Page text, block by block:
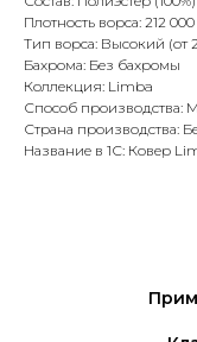
Плотность ворса: 212
Тип ворса: Высокий (от
Бахрома: Без бахромы
Коллекция: Limba
Способ производства:
Страна производства:
Название в 1С: Ковер